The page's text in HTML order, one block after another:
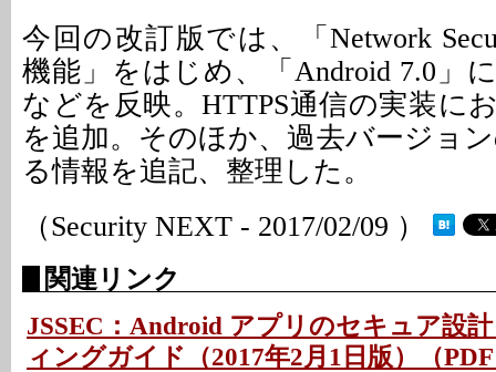
今回の改訂版では、「Network
機能」をはじめ、「Android 7.0」
などを反映。HTTPS通信の実装に
を追加。そのほか、過去バージョ
る情報を追記、整理した。
（Security NEXT - 2017/02/09 ）
関連リンク
JSSEC：Android アプリのセキュア設
ィングガイド（2017年2月1日版）（